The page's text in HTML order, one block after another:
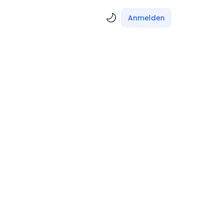
Anmelden